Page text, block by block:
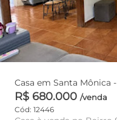
R$ 680.000 /venda
Cód: 12446